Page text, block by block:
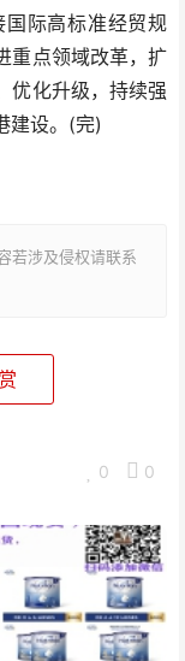
际高标准经贸规
重点领域改革，扩
优化升级，持续强
建设。(完)
若涉及侵权请联系
0 0